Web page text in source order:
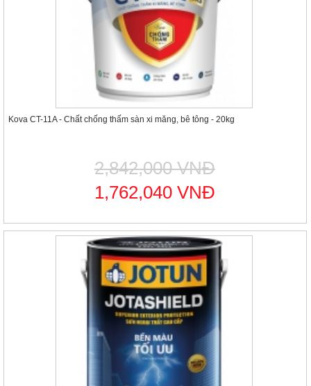
Kova CT-11A - Chất chống thấm sàn xi măng, bê tông - 20kg
2,842,000 VNĐ
1,762,040 VNĐ